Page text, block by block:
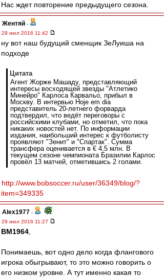
Нас ждет повторение предыдущего сезона.
Жентяй -
29 июл 2016 11:42
ну вот наш будущий сменщик ЗеЛуиша на
подходе
Цитата
Агент Жорже Машаду, представляющий
интересы восходящей звезды "Атлетико
Минейро" Карлоса Карвальо, прибыл в
Москву. В интервью Hoje em dia
представитель 20-летнего форварда
подтвердил, что ведёт переговоры с
российскими клубами, но отметил, что пока
никаких новостей нет. По информации
издания, наибольший интерес к футболисту
проявляют "Зенит" и "Спартак". Сумма
трансфера оценивается в € 4,5 млн. В
текущем сезоне чемпионата Бразилии Карлос
провёл 13 матчей, отметившись 2 голами.
http://www.bobsoccer.ru/user/36349/blog/?
item=349335
Alex1977 -
29 июл 2016 11:27
BM1964
Понимаешь, вот одно дело когда флангового
игрока обыгрывают, то это можно говорить о
его низком уровне. А тут именно какая то